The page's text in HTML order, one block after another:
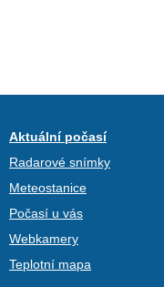
Aktuální počasí
Radarové snímky
Meteostanice
Počasí u vás
Webkamery
Teplotní mapa